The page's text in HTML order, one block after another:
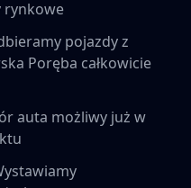
rynkowe
pojazdy z
Poręba całkowicie
auta możliwy już w